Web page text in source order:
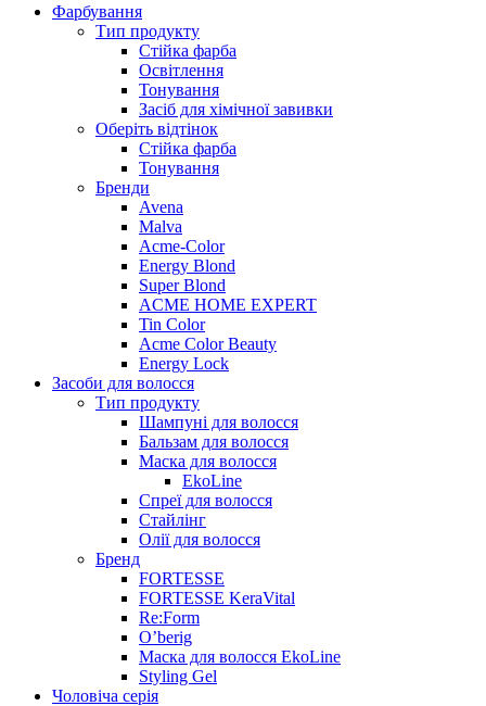
Фарбування
Тип продукту
Стійка фарба
Освітлення
Тонування
Засіб для хімічної завивки
Оберіть відтінок
Стійка фарба
Тонування
Бренди
Avena
Malva
Acme-Color
Energy Blond
Super Blond
ACME HOME EXPERT
Tin Color
Acme Color Beauty
Energy Lock
Засоби для волосся
Тип продукту
Шампуні для волосся
Бальзам для волосся
Маска для волосся
EkoLine
Спреї для волосся
Стайлінг
Олії для волосся
Бренд
FORTESSE
FORTESSE KeraVital
Re:Form
O’berig
Маска для волосся EkoLine
Styling Gel
Чоловіча серія